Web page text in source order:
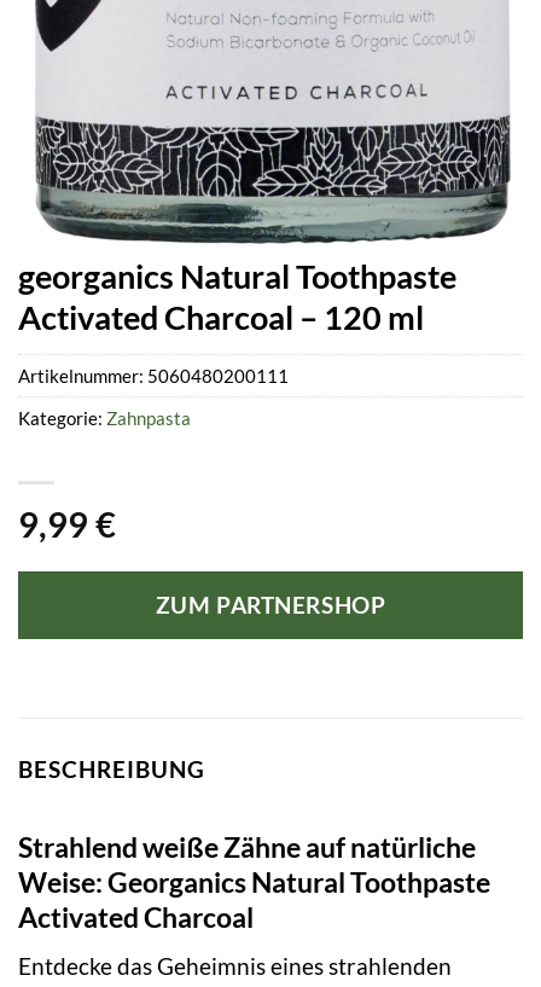
georganics Natural Toothpaste
Activated Charcoal – 120 ml
9,99 €
ZUM PARTNERSHOP
Artikelnummer: 5060480200111
Kategorie: Zahnpasta
BESCHREIBUNG
Strahlend weiße Zähne auf natürliche
Weise: Georganics Natural Toothpaste
Activated Charcoal
Entdecke das Geheimnis eines strahlenden